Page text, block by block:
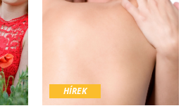
HÍREK